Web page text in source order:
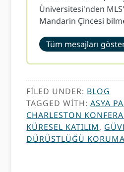
Üniversitesi'nden
Mandarin Çincesi
Tüm mesajları
FILED UNDER: BLOG
TAGGED WITH:ASYA
CHARLESTON
KÜRESEL KATILIM,
DÜRÜSTLÜĞÜ